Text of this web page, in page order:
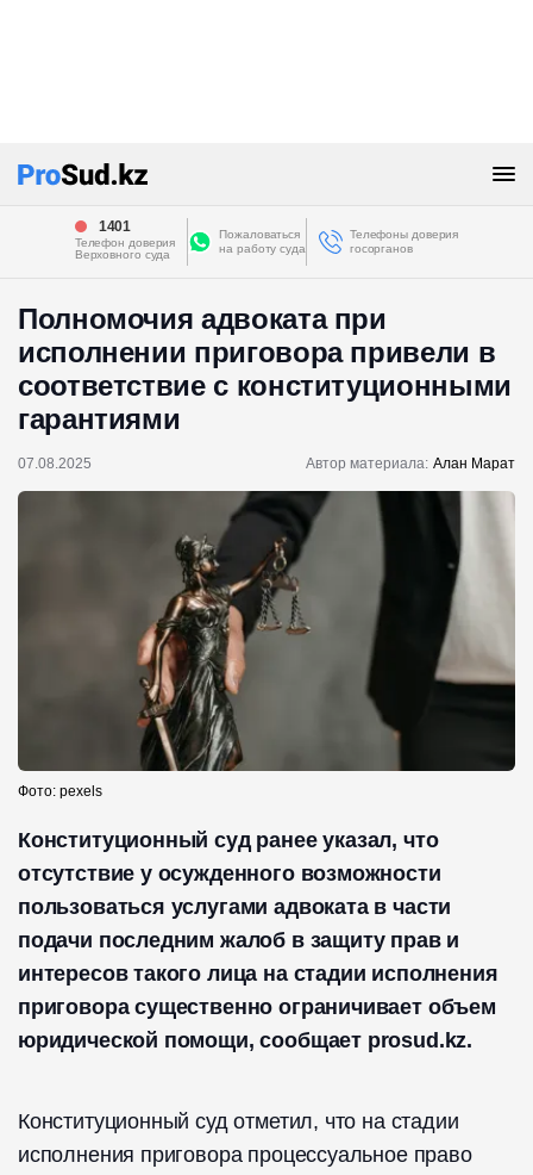
1401
Телефон доверия
Верховного суда
Пожаловаться
на работу суда
Телефоны доверия
госорганов
Полномочия адвоката при
исполнении приговора привели в
соответствие с конституционными
гарантиями
07.08.2025 Автор материала: Алан Марат
Фото: pexels
Конституционный суд ранее указал, что
отсутствие у осужденного возможности
пользоваться услугами адвоката в части
подачи последним жалоб в защиту прав и
интересов такого лица на стадии исполнения
приговора существенно ограничивает объем
юридической помощи, сообщает prosud.kz.
Конституционный суд отметил, что на стадии
исполнения приговора процессуальное право